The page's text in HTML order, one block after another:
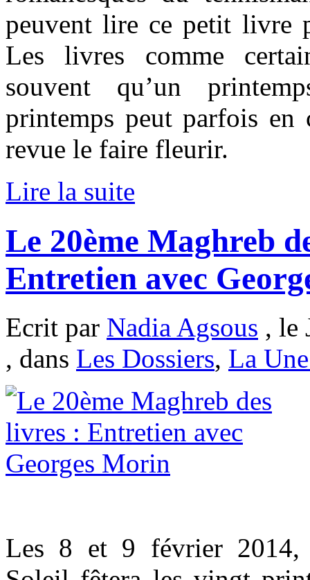
peuvent lire ce petit livre
Les livres comme
souvent qu’un
printemps peut parfois en
revue le faire fleurir.
Lire la suite
Le 20ème Maghreb
Entretien avec
Ecrit par Nadia Agsous , le
, dans Les Dossiers, La
Les 8 et 9 février 2014,